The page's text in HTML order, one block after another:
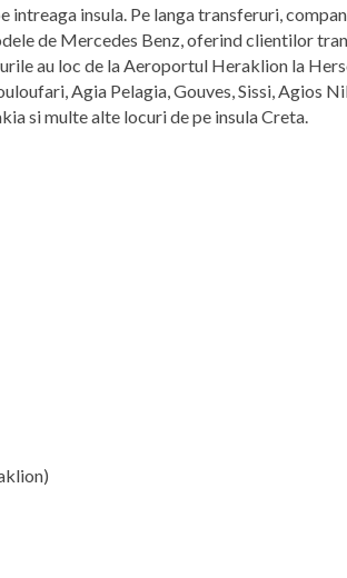
insula. Pe langa transferuri,
de Mercedes Benz, oferind clientilor
au loc de la Aeroportul Heraklion la
Agia Pelagia, Gouves, Sissi, Agios
si multe alte locuri de pe insula Creta.